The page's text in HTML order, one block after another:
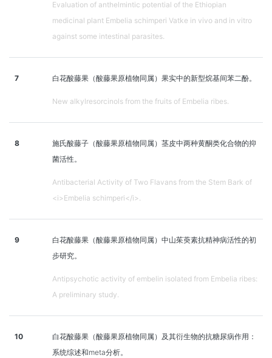
Evaluation of anthelmintic potential of the Ethiopian
medicinal plant Embelia schimperi Vatke in vivo and in vitro
against some intestinal parasites.
7 白花酸藤果（酸藤果原植物同属）果实中的新型烷基间苯二酚。
New alkylresorcinols from the fruits of Embelia ribes.
8
施氏酸藤子（酸藤果原植物同属）茎皮中两种黄酮类化合物的抑
菌活性。
Antibacterial Activity of Two Flavans from the Stem Bark of
<i>Embelia schimperi</i>.
9
白花酸藤果（酸藤果原植物同属）中山茱萸素抗精神病活性的初
步研究。
Antipsychotic activity of embelin isolated from Embelia ribes:
A preliminary study.
10
白花酸藤果（酸藤果原植物同属）及其衍生物的抗糖尿病作用：
系统综述和meta分析。